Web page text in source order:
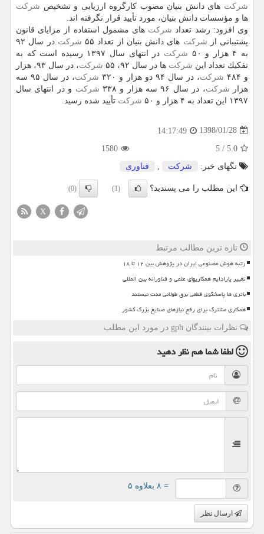
شركت های دانش بنیان مصوب كارگروه ارزیابی و تشخیص شركت
ها و مؤسسات دانش بنیان، مورد تأیید قرار نگرفته اند.
وی افزود: رشد تعداد شركت های مشمول استفاده از مزایای قانون
پشتیبانی از شركت های دانش بنیان از تعداد ۵۵ شركت
در سال ۹۲
به ۴ هزار و ۵۰
شركت
در انتهای سال ۱۳۹۷ رسیده است كه به
تفكیك تعداد این شركت ها در سال ۹۲، ۵۵ شركت
، در سال ۹۳، هزار
و ۴۸۴
شركت، در سال ۹۴ دو هزار و ۳۲۰ شركت
، در سال ۹۵ سه
هزار شركت، در سال ۹۶ سه هزار و ۳۳۸ شركت و در انتهای سال
۱۳۹۷ این تعداد به ۴ هزار و ۵۰
شركت تأیید شده رسید.
1398/01/28
14:17:49
5.0
/
5
1580
تگهای خبر:
شركت , فناوری
این مطلب را می پسندید؟ (1)
(0)
X
تازه ترین مطالب مرتبط
رتبه هوش مصنوعی ایران در پژوهش بین ۱۲ تا ۱۸
تغییر پارادایم همکاریهای علمی و فناورانه بین المللی
باتری ها پاسخگوی قطعی برق طولانی مدت نیستند
همکاری مشترک برای رفع نیازهای صنایع بزرگ کشور
نظرات بینندگان gph در مورد این مطلب
لطفا شما همنظر دهید
= ۸ بعلاوه ۵
ارسال نظر